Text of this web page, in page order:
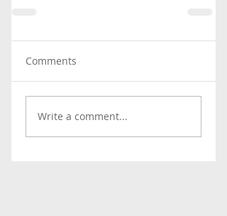
Comments
Write a comment...